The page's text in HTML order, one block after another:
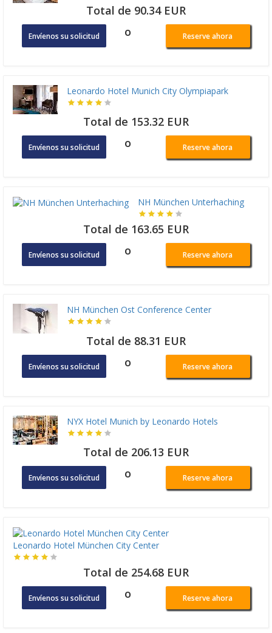
Total de 90.34 EUR
Envíenos su solicitud o Reserve ahora
Leonardo Hotel Munich City Olympiapark
Total de 153.32 EUR
Envíenos su solicitud o Reserve ahora
NH München Unterhaching
Total de 163.65 EUR
Envíenos su solicitud o Reserve ahora
NH München Ost Conference Center
Total de 88.31 EUR
Envíenos su solicitud o Reserve ahora
NYX Hotel Munich by Leonardo Hotels
Total de 206.13 EUR
Envíenos su solicitud o Reserve ahora
Leonardo Hotel München City Center
Total de 254.68 EUR
Envíenos su solicitud o Reserve ahora